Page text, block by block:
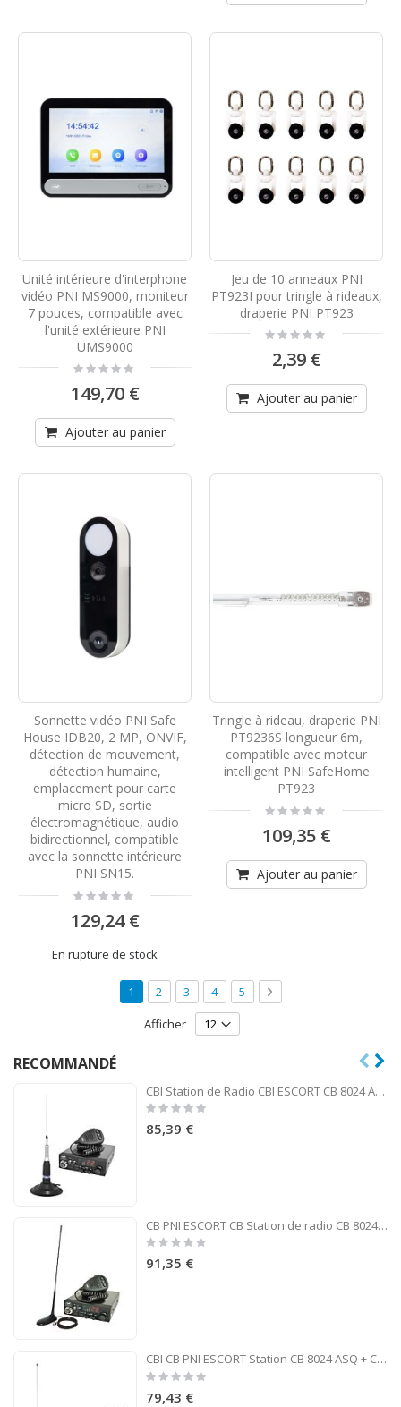
Unité intérieure d'interphone
vidéo PNI MS9000, moniteur
7 pouces, compatible avec
l'unité extérieure PNI
UMS9000
Rating:
149,70 €
Ajouter au panier
Jeu de 10 anneaux PNI
PT923I pour tringle à rideaux,
draperie PNI PT923
Rating:
2,39 €
Ajouter au panier
Sonnette vidéo PNI Safe
House IDB20, 2 MP, ONVIF,
détection de mouvement,
détection humaine,
emplacement pour carte
micro SD, sortie
électromagnétique, audio
bidirectionnel, compatible
avec la sonnette intérieure
PNI SN15.
Rating:
0%
129,24 €
En rupture de stock
Tringle à rideau, draperie PNI
PT9236S longueur 6m,
compatible avec moteur
intelligent PNI SafeHome
PT923
Rating:
0%
109,35 €
Ajouter au panier
Page
Vous lisez actuellement la page
1 Page
2 Page
3 Page
4 Page
5 Page
Suivant
Afficher
RECOMMANDÉ
CBI Station de Radio CBI ESCORT CB 8024 ASQ + CB PNI ML160 Antenne avec Aimant
Rating:
0%
85,39 €
CB PNI ESCORT CB Station de radio CB 8024 ASQ 12 / 24V + CB PNI Extra 45 antenne
Rating:
0%
91,35 €
CBI CB PNI ESCORT Station CB 8024 ASQ + CB PNI S75 antenne avec aimant
Rating:
0%
79,43 €